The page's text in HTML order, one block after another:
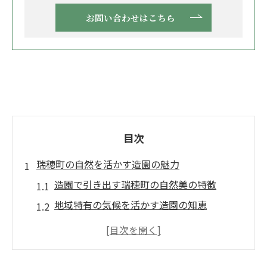
お問い合わせはこちら
目次
瑞穂町の自然を活かす造園の魅力
造園で引き出す瑞穂町の自然美の特徴
地域特有の気候を活かす造園の知恵
造園庭師が考える自然調和の庭作り